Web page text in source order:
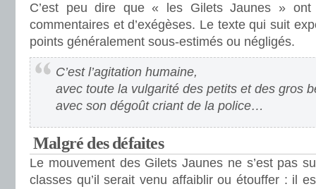
C’est peu dire que « les Gilets Jaunes »
commentaires et d’exégèses. Le texte qui suit
points généralement sous-estimés ou négligés.
C’est l’agitation humaine,
avec toute la vulgarité des petits et des gros
avec son dégoût criant de la police…
Malgré des défaites
Le mouvement des Gilets Jaunes ne s’est pas
classes qu’il serait venu affaiblir ou étouffer : il